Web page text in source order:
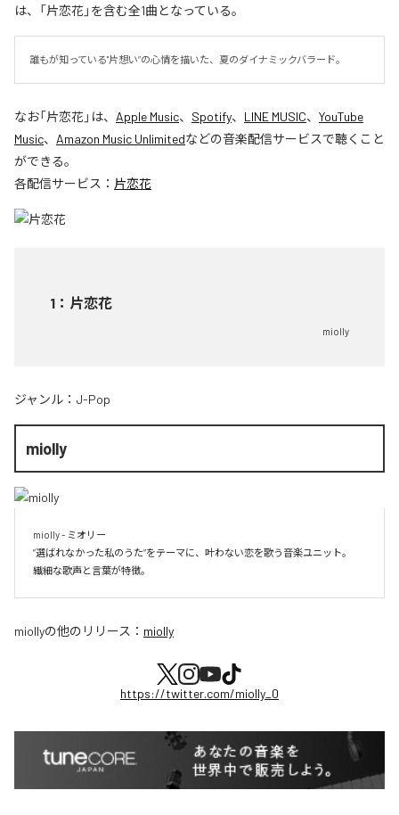
は、「片恋花」を含む全1曲となっている。
誰もが知っている"片想い”の心情を描いた、夏のダイナミックバラード。
なお「片恋花」は、 Apple Music、 Spotify、 LINE MUSIC、 YouTube
Music、 Amazon Music Unlimitedなどの音楽配信サービスで聴くこと
ができる。
各配信サービス： 片恋花
1 ： 片恋花
miolly
ジャンル： J-Pop
miolly
miolly - ミオリー
”選ばれなかった私のうた”をテーマに、叶わない恋を歌う音楽ユニット。
miollyの他のリリース： miolly
https://twitter.com/miolly_0